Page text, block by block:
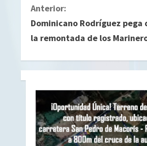
S
i
u
e
e
Anterior:
Dominicano Rodríguez pega
la remontada de los